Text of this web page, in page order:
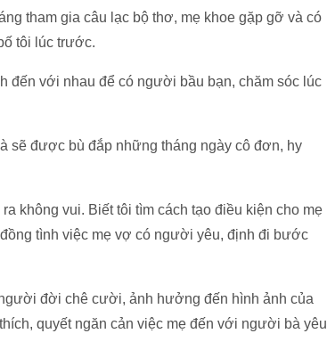
tham gia câu lạc bộ thơ, mẹ khoe gặp gỡ và có
tôi lúc trước.
đến với nhau để có người bầu bạn, chăm sóc lúc
sẽ được bù đắp những tháng ngày cô đơn, hy
không vui. Biết tôi tìm cách tạo điều kiện cho mẹ
tình việc mẹ vợ có người yêu, định đi bước
đời chê cười, ảnh hưởng đến hình ảnh của
quyết ngăn cản việc mẹ đến với người bà yêu